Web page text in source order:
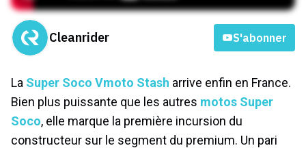
Cleanrider S'abonner
La Super Soco Vmoto Stash arrive enfin en France.
Bien plus puissante que les autres motos Super
Soco, elle marque la première incursion du
constructeur sur le segment du premium. Un pari